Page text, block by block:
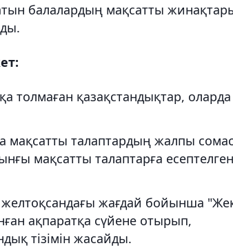
балалардың мақсатты
толмаған қазақстандықтар, оларда
мақсатты талаптардың жалпы
мақсатты талаптарға есептелген
жағдай бойынша
ақпаратқа сүйене отырып,
тізімін жасайды.